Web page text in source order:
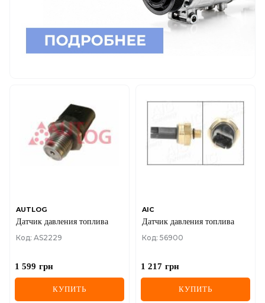
AUTLOG
Датчик давления топлива
Код: AS2229
1 599 грн
КУПИТЬ
AIC
Датчик давления топлива
Код: 56900
1 217 грн
КУПИТЬ